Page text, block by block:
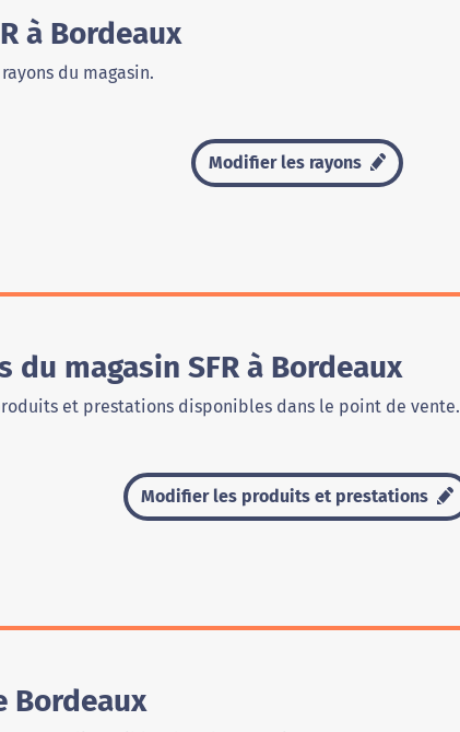
à Bordeaux
du magasin.
Modifier les rayons
magasin SFR à Bordeaux
et prestations disponibles dans le point de vente.
Modifier les produits et prestations
Bordeaux